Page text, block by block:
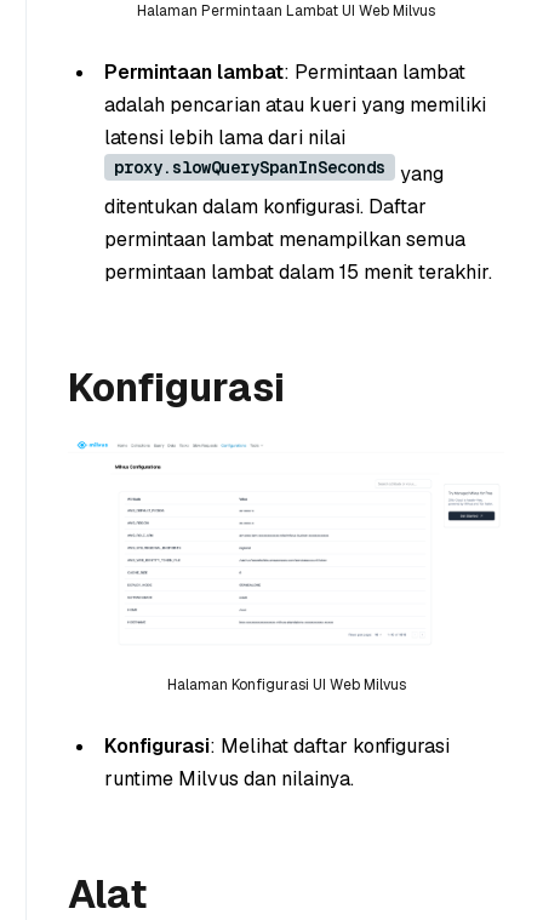
Halaman Permintaan Lambat UI Web Milvus
Permintaan lambat: Permintaan lambat
adalah pencarian atau kueri yang memiliki
latensi lebih lama dari nilai
proxy.slowQuerySpanInSeconds
yang
ditentukan dalam konfigurasi. Daftar
permintaan lambat menampilkan semua
permintaan lambat dalam 15 menit terakhir.
Konfigurasi
Halaman Konfigurasi UI Web Milvus
Konfigurasi: Melihat daftar konfigurasi
runtime Milvus dan nilainya.
Alat